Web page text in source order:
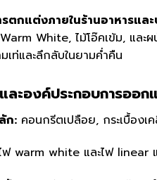
ตกแต่งภายในร้านอาหารแล
White, ไม้โอ๊คเข้ม, แล
เท่และลึกลับในยามค่ำคืน
ละองค์ประกอบการออ
ก:คอนกรีตเปลือย, กระเบื้องเ
warm white และไฟ linear